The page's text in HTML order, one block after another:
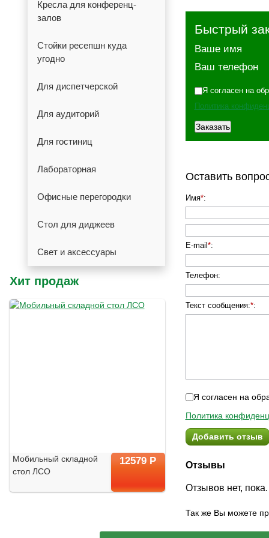
Кресла для конференц-
залов
Стойки ресепшн куда
угодно
Для диспетчерской
Для аудиторий
Для гостиниц
Лабораторная
Офисные перегородки
Стол для диджеев
Свет и аксессуары
Хит продаж
Мобильный складной
стол ЛСО
12579 Р
Быстрый
Ваше имя
Ваш телефон
Я согласен на
Политика
Оставить
Имя*:
E-mail *:
Телефон:
Текст сообщения:*:
Я согласен на
Политика
Добавить отзыв
Отзывы
Отзывов нет, пока.
Так же Вы можете